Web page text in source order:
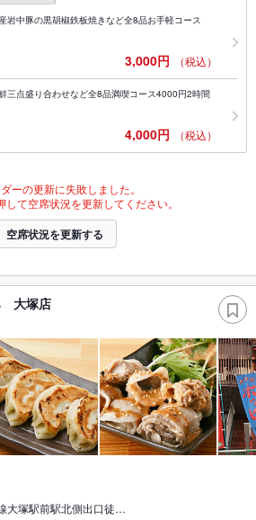
岩中豚の黒胡椒鉄板焼きなど全8品お手軽コース
3,000円 （税込）
三点盛り合わせなど全8品満喫コース4000円2時間
4,000円 （税込）
ーの更新に失敗しました。
て空席状況を更新してください。
空席状況を更新する
大塚店
大塚駅前駅北側出口徒…